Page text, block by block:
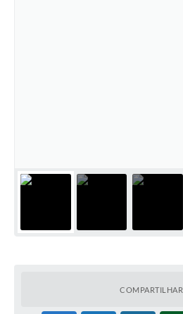
Sistema de Protocolo
COMPARTILHAR